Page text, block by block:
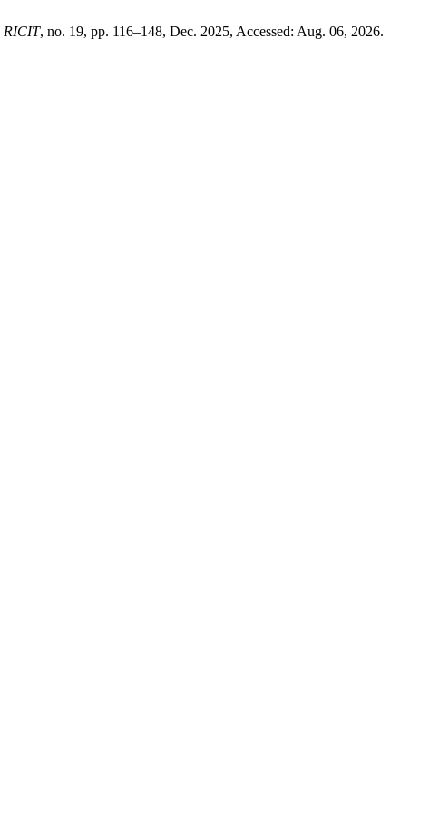
RICIT, no. 19, pp. 116–148, Dec. 2025, Accessed: Aug. 06, 2026.